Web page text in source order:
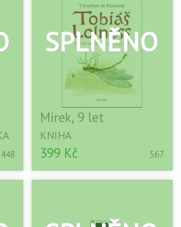
Mirek, 9 let
KNIHA
399 Kč 567